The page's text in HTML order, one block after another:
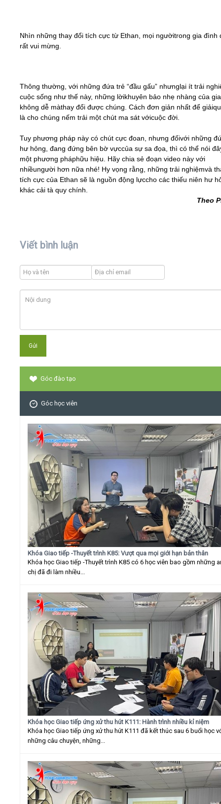
Nhìn những thay đổi tích cực từ Ethan, mọi ngườitrong gia đình
rất vui mừng.
Thông thường, với những đứa trẻ “đầu gấu” nhưnglại ít trải
cuộc sống như thế này, những lờikhuyên bảo nhẹ nhàng của
không dễ màthay đổi được chúng. Cách đơn giản nhất để
là cho chúng nếm trải một chút ma sát vớicuộc đời.
Tuy phương pháp này có chút cực đoan, nhưng đốivới những
hư hỏng, đang đứng bên bờ vựccủa sự sa đọa, thì có thể nói
một phương pháphữu hiệu. Hãy chia sẻ đoạn video này với
nhiềungười hơn nữa nhé! Hy vọng rằng, những trải nghiệmvà
tích cực của Ethan sẽ là nguồn động lựccho các thiếu niên hư
khác cải tà quy chính.
Theo
Viết bình luận
Góc đào tạo
Góc học viên
Khóa Giao tiếp -Thuyết trình K85: Vượt qua mọi giới hạn bản thân
Khóa học Giao tiếp -Thuyết trình K85 có 6 học viên bao gồm những
chị đã đi làm nhiều...
Khóa học Giao tiếp ứng xử thu hút K111: Hành trình nhiều kỉ niệm
Khóa học Giao tiếp ứng xử thu hút K111 đã kết thúc sau 6 buổi học
những câu chuyện, những...